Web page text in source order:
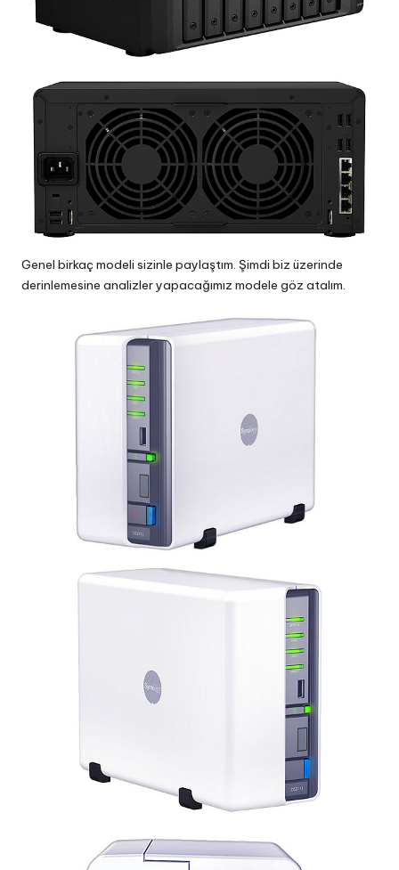
Genel birkaç modeli sizinle paylaştım. Şimdi biz üzerinde
derinlemesine analizler yapacağımız modele göz atalım.